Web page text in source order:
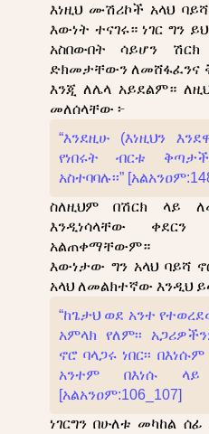
እነዚህ ሙሽሪኮች አላህ
እውነት ተናገሩ። ነገር ግን
አስበውበት ሳይሆን
ድክመታቸውን ለመሸፋፈንና
እንጂ ለሌላ አይደልም።
መለሰላቸው ፦
“እንደዚሁ (እነዚህን
የነበሩት ብርቱ
አስተባባሉ፡፡”
ስለዚህም በሽርክ ላይ
እንዲነሳላቸው
አልጠቀማቸውም።
እውነታው ግን አላህ ባይሻ
አላህ ለመልክተኛው እንዲህ
“ከጌታህ ወደ አንተ
አምላክ የለም፡፡
ኖሮ ባላጋሩ ነበር፡፡
አንተም በእነሱ ላይ
[አልአንዐም:106_107]
ነገርግን በሁለቱ መካከል